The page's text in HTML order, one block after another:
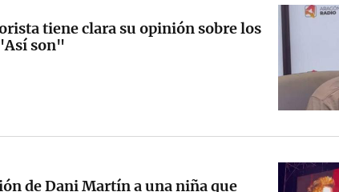
tiene clara su opinión sobre los
son"
de Dani Martín a una niña que